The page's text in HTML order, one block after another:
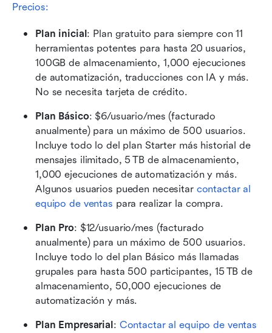
Precios:
Plan inicial : Plan gratuito para siempre con 11
herramientas potentes para hasta 20 usuarios,
100GB de almacenamiento, 1,000 ejecuciones
de automatización, traducciones con IA y más.
No se necesita tarjeta de crédito.
Plan Básico: $6/usuario/mes (facturado
anualmente) para un máximo de 500 usuarios.
Incluye todo lo del plan Starter más historial de
mensajes ilimitado, 5 TB de almacenamiento,
1,000 ejecuciones de automatización y más.
Algunos usuarios pueden necesitar contactar al
equipo de ventas para realizar la compra.
Plan Pro: $12/usuario/mes (facturado
anualmente) para un máximo de 500 usuarios.
Incluye todo lo del plan Básico más llamadas
grupales para hasta 500 participantes, 15 TB de
almacenamiento, 50,000 ejecuciones de
automatización y más.
Plan Empresarial : Contactar al equipo de ventas